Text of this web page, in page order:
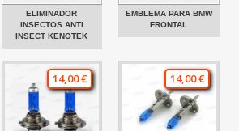
ELIMINADOR
INSECTOS ANTI
INSECT KENOTEK
EMBLEMA PARA BMW
FRONTAL
14,00 € 14,00 €